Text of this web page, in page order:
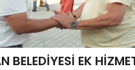
BELEDİYESİ EK